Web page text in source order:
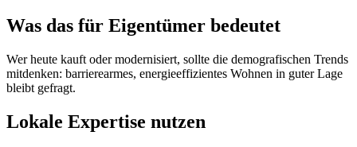
Was das für Eigentümer bedeutet
Wer heute kauft oder modernisiert, sollte die demografischen Trends
mitdenken: barrierearmes, energieeffizientes Wohnen in guter Lage
bleibt gefragt.
Lokale Expertise nutzen